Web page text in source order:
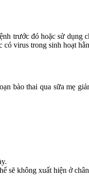
trước đó hoặc sử dụng
virus trong sinh hoạt
bào thai qua sữa mẹ
sẽ không xuất hiện ở